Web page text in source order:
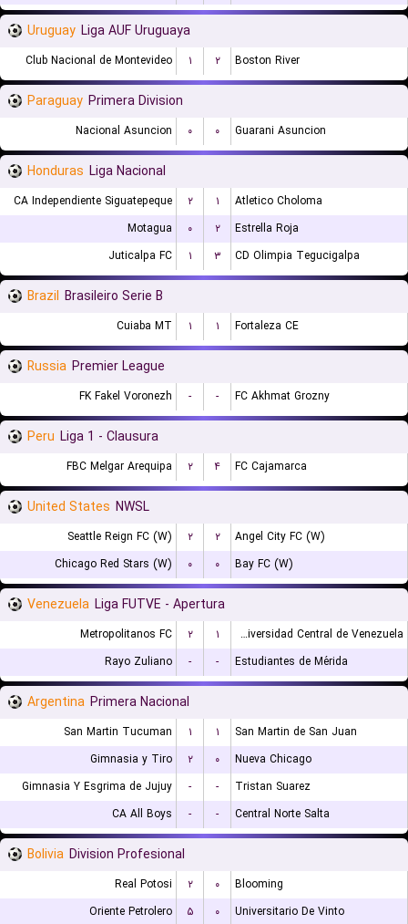
Uruguay Liga AUF Uruguaya
Club Nacional de Montevideo ۱ ۲ Boston River
Paraguay Primera Division
Nacional Asuncion ۰ ۰ Guarani Asuncion
Honduras Liga Nacional
CA Independiente Siguatepeque ۲ ۱
Atletico Choloma
Motagua
۰ ۲
Estrella Roja
Juticalpa FC
۱ ۳ CD Olimpia Tegucigalpa
Brazil Brasileiro Serie B
Cuiaba MT ۱ ۱ Fortaleza CE
Russia Premier League
FK Fakel Voronezh - - FC Akhmat Grozny
Peru Liga 1 - Clausura
FBC Melgar Arequipa ۲ ۴ FC Cajamarca
United States NWSL
Seattle Reign FC (W) ۲ ۲
Angel City FC (W)
Chicago Red Stars (W)
۰ ۰ Bay FC (W)
Venezuela Liga FUTVE - Apertura
Metropolitanos FC ۲ ۱
Universidad Central de Venezuela
Rayo Zuliano
- - Estudiantes de Mérida
Argentina Primera Nacional
San Martin Tucuman ۱ ۱
San Martin de San Juan
Gimnasia y Tiro
۲ ۰
Nueva Chicago
Gimnasia Y Esgrima de Jujuy
- -
Tristan Suarez
CA All Boys
- - Central Norte Salta
Bolivia Division Profesional
Real Potosi ۲ ۰
Blooming
Oriente Petrolero
۵ ۰ Universitario De Vinto